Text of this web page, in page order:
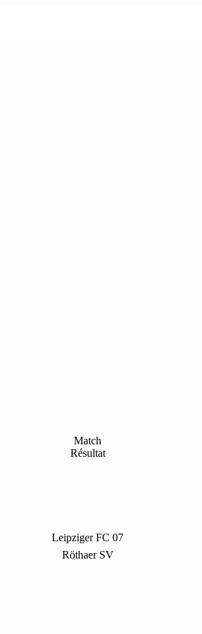
Match
Résultat
Leipziger FC 07
Röthaer SV